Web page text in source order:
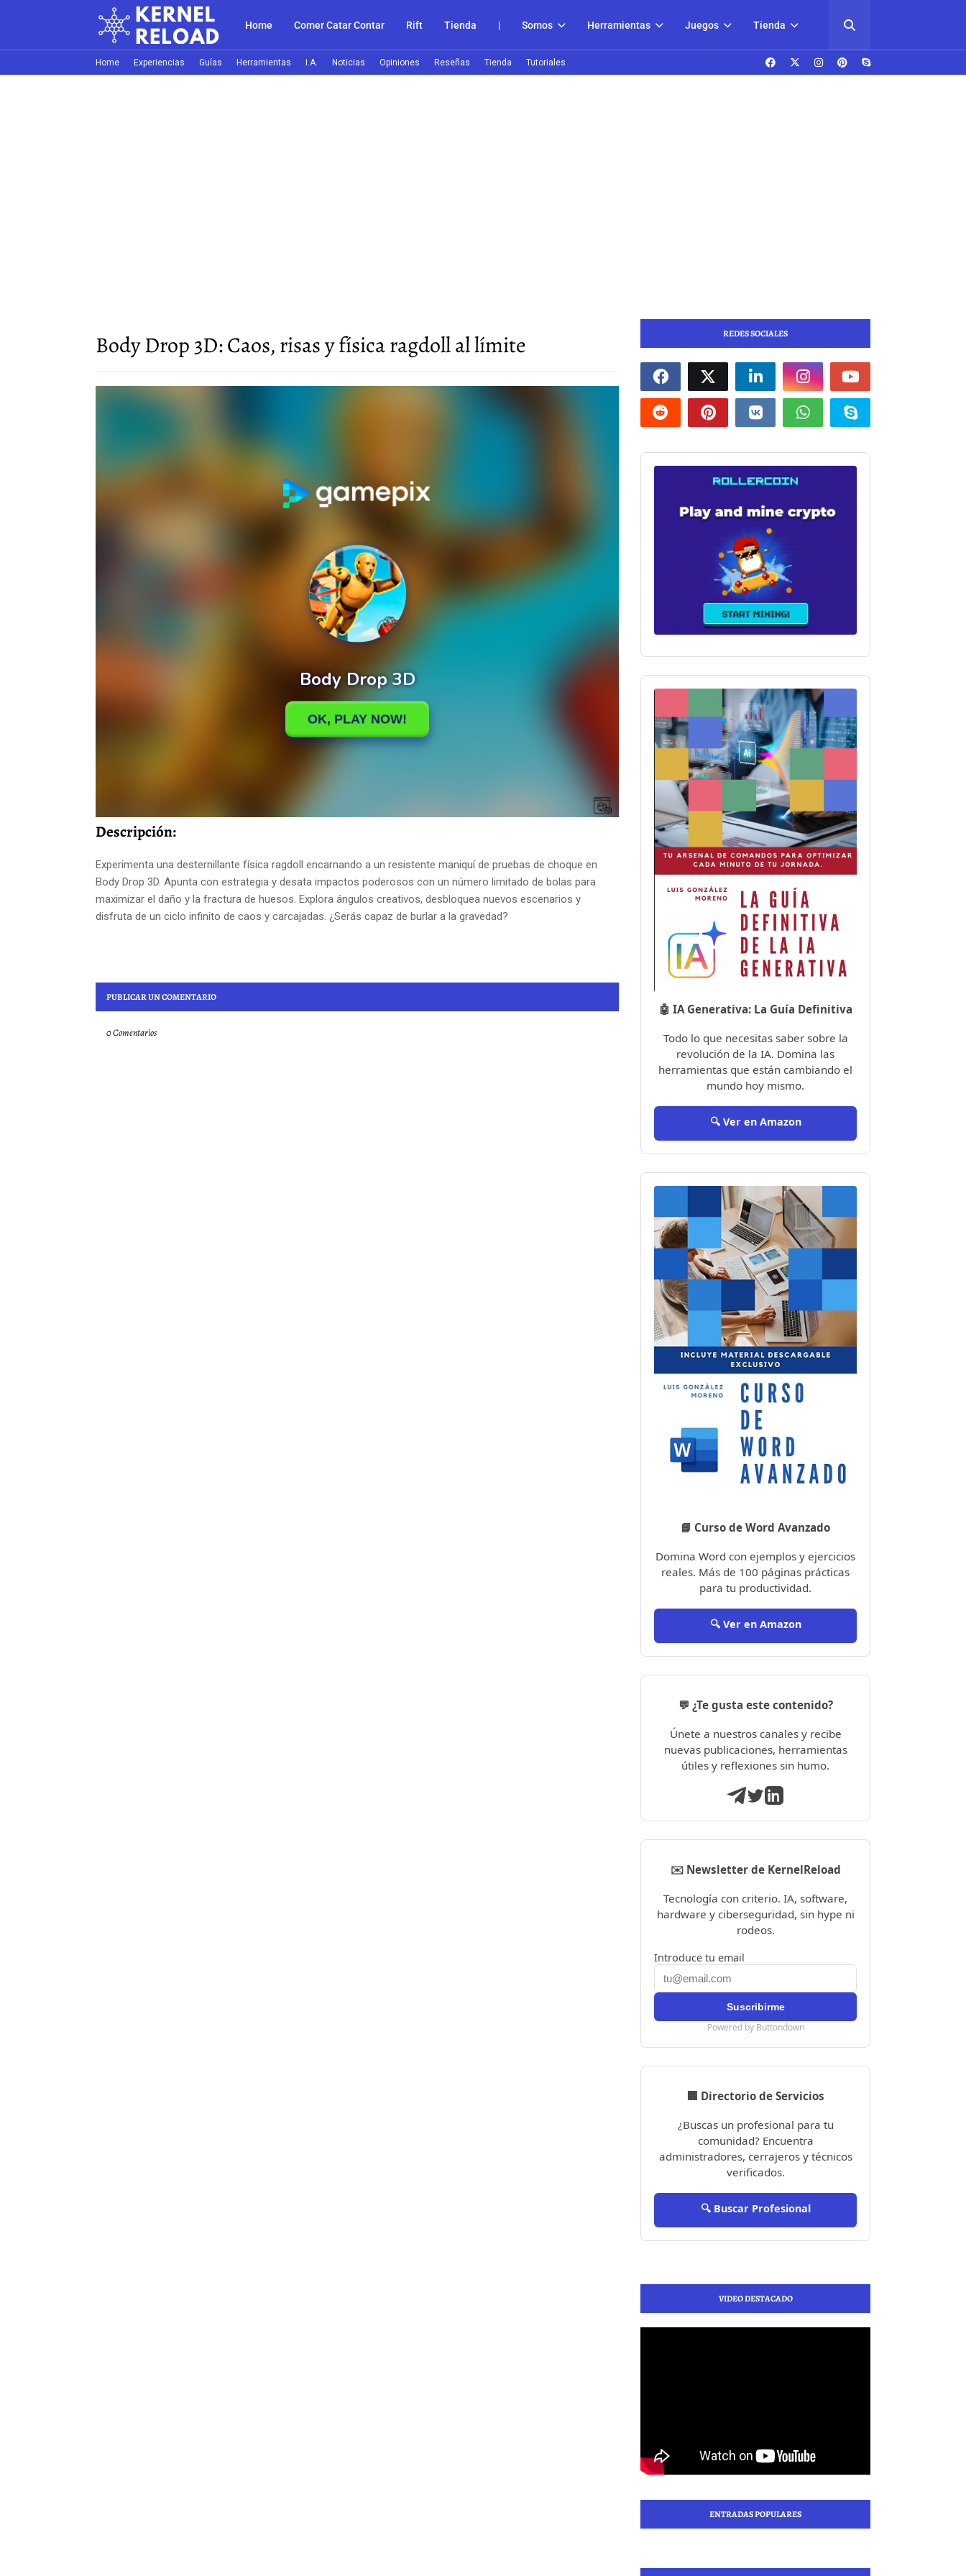
Home Comer Catar Contar Rift Tienda | Somos Herramientas Juegos Tienda
Home Experiencias Guías Herramientas I.A. Noticias Opiniones Reseñas Tienda Tutoriales
Body Drop 3D: Caos, risas y física ragdoll al límite
Descripción:
Experimenta una desternillante física ragdoll encarnando a un resistente maniquí de pruebas de choque en
Body Drop 3D. Apunta con estrategia y desata impactos poderosos con un número limitado de bolas para
maximizar el daño y la fractura de huesos. Explora ángulos creativos, desbloquea nuevos escenarios y
disfruta de un ciclo infinito de caos y carcajadas. ¿Serás capaz de burlar a la gravedad?
PUBLICAR UN COMENTARIO
0 Comentarios
REDES SOCIALES
🤖 IA Generativa: La Guía Definitiva
Todo lo que necesitas saber sobre la
revolución de la IA. Domina las
herramientas que están cambiando el
mundo hoy mismo.
🔍 Ver en Amazon
📘 Curso de Word Avanzado
Domina Word con ejemplos y ejercicios
reales. Más de 100 páginas prácticas
para tu productividad.
🔍 Ver en Amazon
💬 ¿Te gusta este contenido?
Únete a nuestros canales y recibe
nuevas publicaciones, herramientas
útiles y reflexiones sin humo.
✉️ Newsletter de KernelReload
Tecnología con criterio. IA, software,
hardware y ciberseguridad, sin hype ni
rodeos.
Introduce tu email
Powered by Buttondown
🏢 Directorio de Servicios
¿Buscas un profesional para tu
comunidad? Encuentra
administradores, cerrajeros y técnicos
verificados.
🔍 Buscar Profesional
VIDEO DESTACADO
ENTRADAS POPULARES